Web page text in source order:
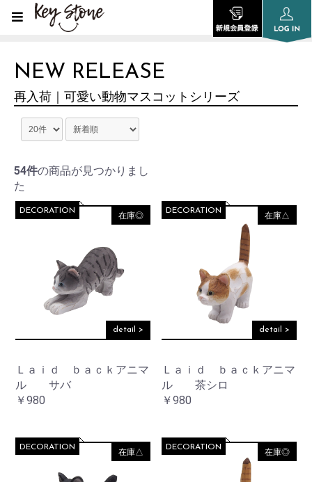
NEW RELEASE
再入荷｜可愛い動物マスコットシリーズ
54件の商品が見つかりまし
た
在庫◎
detail >
Ｌａｉｄ ｂａｃｋアニマ
ル サバ
DECORATION
￥980
在庫△
detail >
Ｌａｉｄ ｂａｃｋアニマ
ル 茶シロ
DECORATION
￥980
在庫△
DECORATION 在庫◎
DECORATION